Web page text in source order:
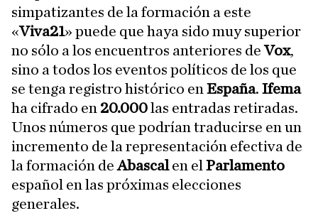
simpatizantes de la formación a este
«Viva21» puede que haya sido muy superior
no sólo a los encuentros anteriores deVox,
sino a todos los eventos políticos de los que
se tenga registro histórico en España. Ifema
ha cifrado en 20.000las entradas retiradas.
Unos números que podrían traducirse en un
incremento de la representación efectiva de
la formación deAbascalen el Parlamento
español en las próximas elecciones
generales.